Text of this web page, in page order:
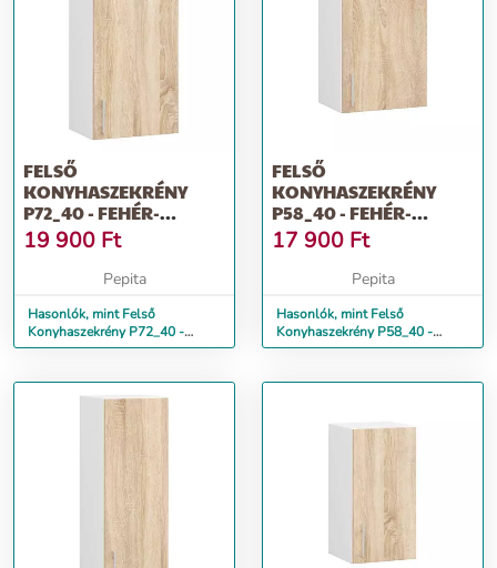
FELSŐ
KONYHASZEKRÉNY
P72_40 - FEHÉR-
SONOMA
19 900 Ft
Pepita
Hasonlók, mint Felső
Konyhaszekrény P72_40 -
fehér-sonoma
FELSŐ
KONYHASZEKRÉNY
P58_40 - FEHÉR-
SONOMA
17 900 Ft
Pepita
Hasonlók, mint Felső
Konyhaszekrény P58_40 -
fehér-sonoma